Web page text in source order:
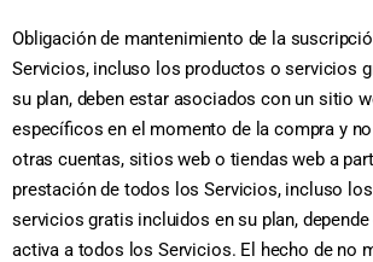
Obligación de mantenimiento de la
Servicios, incluso los productos o servicios
su plan, deben estar asociados con un sitio
específicos en el momento de la compra y
otras cuentas, sitios web o tiendas web a
prestación de todos los Servicios, incluso
servicios gratis incluidos en su plan,
activa a todos los Servicios. El hecho de no